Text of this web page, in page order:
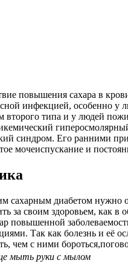
повышения сахара в
инфекцией, особенно у
второго типа и у людей
синдром. Его ранними
мочеиспускание и
сахарным диабетом нужно
за своим здоровьем, как в
повышенной
Так как болезнь и её
чем с ними
мыть руки с мылом